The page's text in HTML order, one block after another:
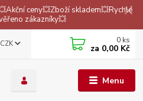
ceny💥Zboží skladem💥Rychlé
zákazníky💥
Menu
CZK 0 ks
za 0,00 Kč